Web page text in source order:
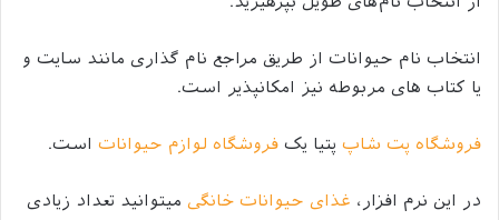
از انتخاب نام‌های طویل بپرهیزید.
انتخاب نام حیوانات از طریق مراجع نام گذاری مانند سایت و
یا کتاب های مربوطه نیز امکانپذیر است.
فروشگاه پت شاپ پتیا یک فروشگاه لوازم حیوانات است.
در این نرم افزار، غذای حیوانات خانگی میتوانید تعداد زیادی